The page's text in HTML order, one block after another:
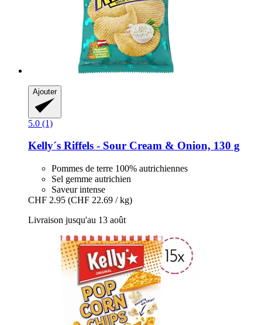
Ajouter
5.0 (1)
Kelly´s Riffels -​ Sour Cream & Onion, 130 g
Pommes de terre 100% autrichiennes
Sel gemme autrichien
Saveur intense
CHF 2.95 (CHF 22.69 / kg)
Livraison jusqu'au 13 août